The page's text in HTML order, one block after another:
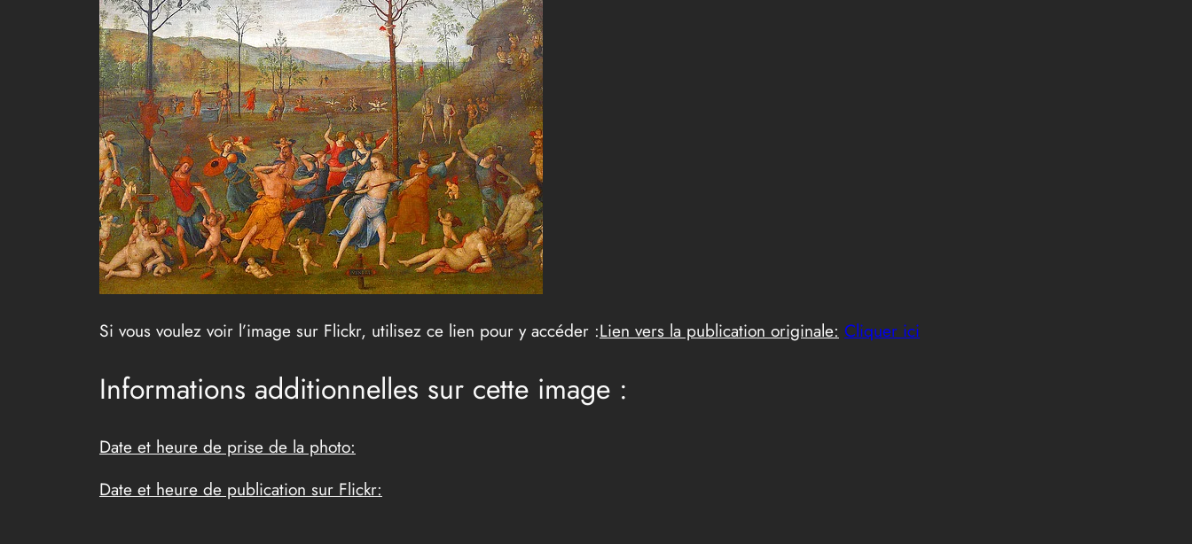
Si vous voulez voir l’image sur Flickr, utilisez ce lien pour y accéder :Lien vers la publication originale: Cliquer ici
Informations additionnelles sur cette image :
Date et heure de prise de la photo:
Date et heure de publication sur Flickr: